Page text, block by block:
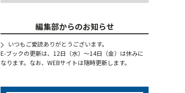
編集部からのお知らせ
いつもご愛読ありがとうございます。
E-ブックの更新は、12日（水）～14日（金）は休みに
なります。なお、WEBサイトは随時更新します。